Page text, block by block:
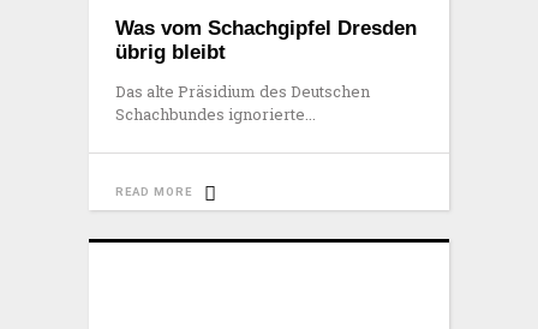
Was vom Schachgipfel Dresden
übrig bleibt
Das alte Präsidium des Deutschen
Schachbundes ignorierte
READ MORE